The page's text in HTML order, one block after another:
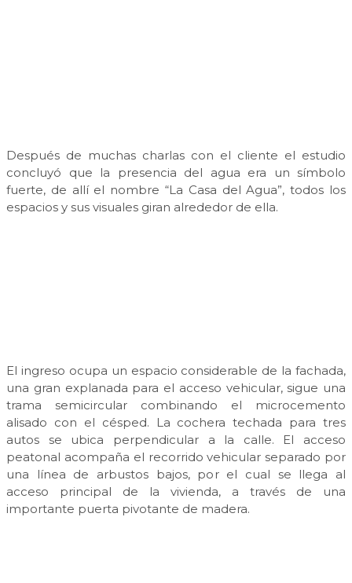
Después de muchas charlas con el cliente el estudio
concluyó que la presencia del agua era un símbolo
fuerte, de allí el nombre “La Casa del Agua”, todos los
espacios y sus visuales giran alrededor de ella.
El ingreso ocupa un espacio considerable de la fachada,
una gran explanada para el acceso vehicular, sigue una
trama semicircular combinando el microcemento
alisado con el césped. La cochera techada para tres
autos se ubica perpendicular a la calle. El acceso
peatonal acompaña el recorrido vehicular separado por
una línea de arbustos bajos, por el cual se llega al
acceso principal de la vivienda, a través de una
importante puerta pivotante de madera.